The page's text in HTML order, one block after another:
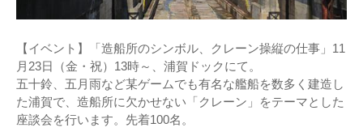
【イベント】「造船所のシンボル、クレーン操縦の仕事」11
月23日（金・祝）13時～、浦賀ドックにて。
五十鈴、五月雨など某ゲームでも有名な艦船を数多く建造し
た浦賀で、造船所に欠かせない「クレーン」をテーマとした
座談会を行います。先着100名。